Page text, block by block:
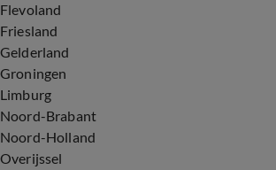
Flevoland
Friesland
Gelderland
Groningen
Limburg
Noord-Brabant
Noord-Holland
Overijssel